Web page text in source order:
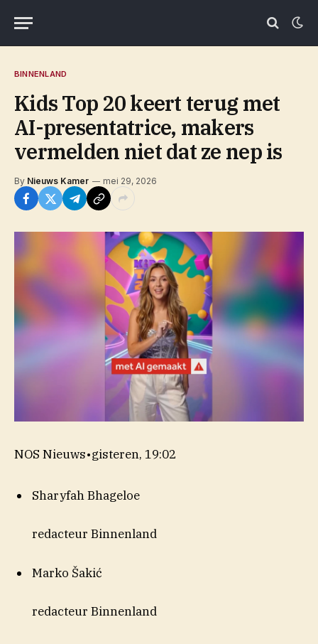
BINNENLAND
Kids Top 20 keert terug met
AI-presentatrice, makers
vermelden niet dat ze nep is
By Nieuws Kamer mei 29, 2026
NOS Nieuws•gisteren, 19:02
Sharyfah Bhageloe
redacteur Binnenland
Marko Šakić
redacteur Binnenland